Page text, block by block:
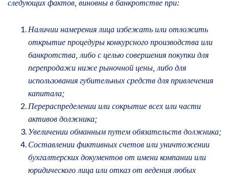
следующих фактов, виновны в банкротстве при:
Наличии намерения лица избежать или отложить
открытие процедуры конкурсного производства или
банкротства, либо с целью совершения покупки для
перепродажи ниже рыночной цены, либо для
использования губительных средств для привлечения
капитала;
Перераспределении или сокрытие всех или части
активов должника;
Увеличении обманным путем обязательств должника;
Составлении фиктивных счетов или уничтожении
бухгалтерских документов от имени компании или
юридического лица или отказ от ведения любых